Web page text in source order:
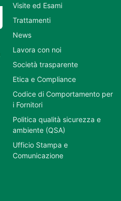
Visite ed Esami
Trattamenti
News
Lavora con noi
Società trasparente
Etica e Compliance
Codice di Comportamento per
i Fornitori
Politica qualità sicurezza e
ambiente (QSA)
Ufficio Stampa e
Comunicazione